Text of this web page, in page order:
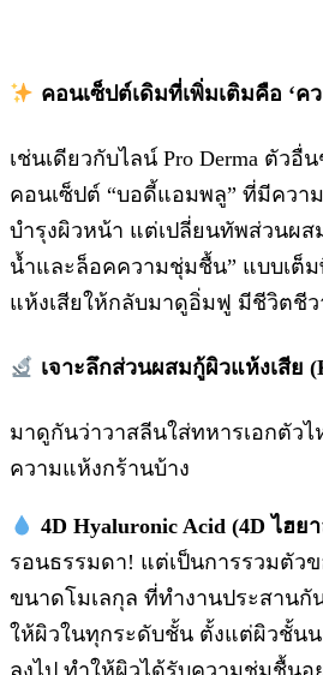
คอนเซ็ปต์เดิมที่เพิ่มเติมคือ ‘
เช่นเดียวกับไลน์ Pro Derma ตัวอื่
คอนเซ็ปต์ “บอดี้แอมพลู” ที่มีควา
บำรุงผิวหน้า แต่เปลี่ยนทัพส่วนผส
น้ำและล็อคความชุ่มชื้น” แบบเต็
แห้งเสียให้กลับมาดูอิ่มฟู มีชีวิตชีว
เจาะลึกส่วนผสมกู้ผิวแห้งเสีย
มาดูกันว่าวาสลีนใส่ทหารเอกตัว
ความแห้งกร้านบ้าง
4D Hyaluronic Acid (4D ไฮย
รอนธรรมดา! แต่เป็นการรวมตัว
ขนาดโมเลกุล ที่ทำงานประสานกั
ให้ผิวในทุกระดับชั้น ตั้งแต่ผิวชั้น